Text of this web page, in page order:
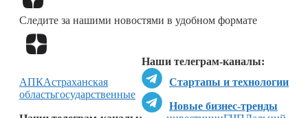
Следите за нашими новостями в удобном формате
Наши телеграм-каналы:
Стартапы и технологии
Новые бизнес-тренды
АПКАстраханская
областьгосударственные